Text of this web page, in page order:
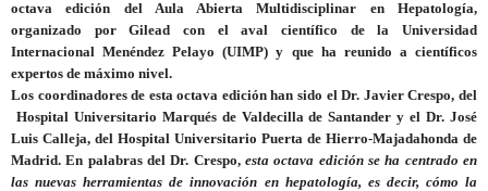
octava edición del Aula Abierta Multidisciplinar en Hepatología,
organizado por Gilead con el aval científico de la Universidad
Internacional Menéndez Pelayo (UIMP) y que ha reunido a científicos
expertos de máximo nivel.
Los coordinadores de esta octava edición han sido el Dr. Javier Crespo, del
Hospital Universitario Marqués de Valdecilla de Santander y el Dr. José
Luis Calleja, del Hospital Universitario Puerta de Hierro-Majadahonda de
Madrid. En palabras del Dr. Crespo, esta octava edición se ha centrado en
las nuevas herramientas de innovación en hepatología, es decir, cómo la